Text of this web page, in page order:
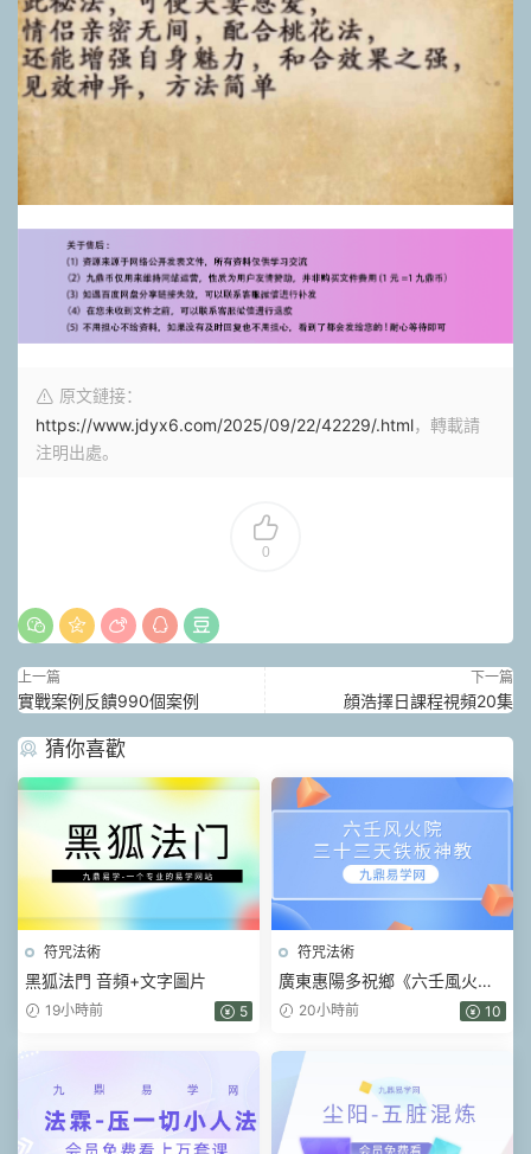
原文鏈接：
https://www.jdyx6.com/2025/09/22/42229/.html，轉載請
注明出處。
0
上一篇
實戰案例反饋990個案例
下一篇
顔浩擇日課程視頻20集
猜你喜歡
符咒法術
黑狐法門 音頻+文字圖片
19小時前 5
符咒法術
廣東惠陽多祝鄉《六壬風火院
三十三天鐵闆神教》4本pdf
20小時前 10